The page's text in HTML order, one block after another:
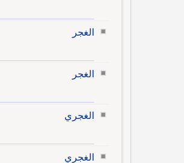
الغجر
الغجر
الغجري
الغجري